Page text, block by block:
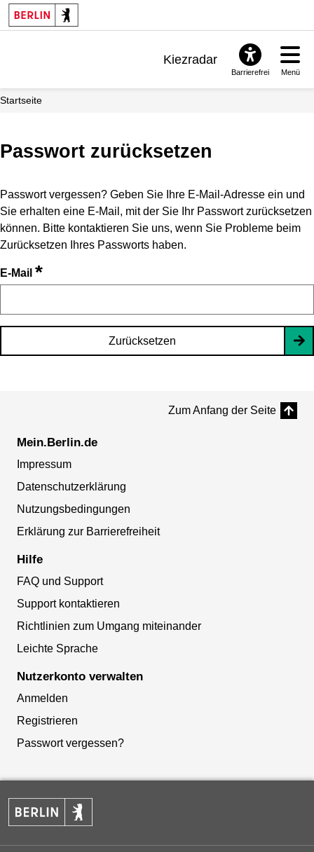
Kiezradar
Barrierefrei Menü
Startseite
Passwort zurücksetzen
Passwort vergessen? Geben Sie Ihre E-Mail-Adresse ein und
Sie erhalten eine E-Mail, mit der Sie Ihr Passwort zurücksetzen
können. Bitte kontaktieren Sie uns, wenn Sie Probleme beim
Zurücksetzen Ihres Passworts haben.
E-Mail *
Zurücksetzen
Zum Anfang der Seite
Mein.Berlin.de
Impressum
Datenschutzerklärung
Nutzungsbedingungen
Erklärung zur Barrierefreiheit
Hilfe
FAQ und Support
Support kontaktieren
Richtlinien zum Umgang miteinander
Leichte Sprache
Nutzerkonto verwalten
Anmelden
Registrieren
Passwort vergessen?